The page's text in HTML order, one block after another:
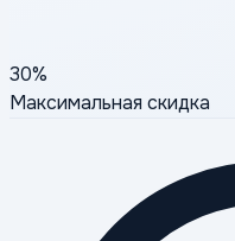
30%
Максимальная скидка